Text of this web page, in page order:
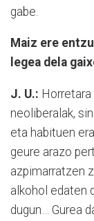
gabe.
Maiz ere
legea dela
J. U.:
neoliberalak,
eta habituen
geure arazo
azpimarratzen
alkohol edaten
dugun… Gurea